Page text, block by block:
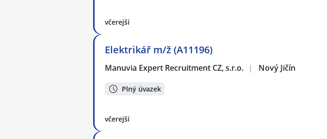
včerejší
Elektrikář m/ž (A11196)
Manuvia Expert Recruitment CZ, s.r.o. | Nový Jičín
Plný úvazek
včerejší